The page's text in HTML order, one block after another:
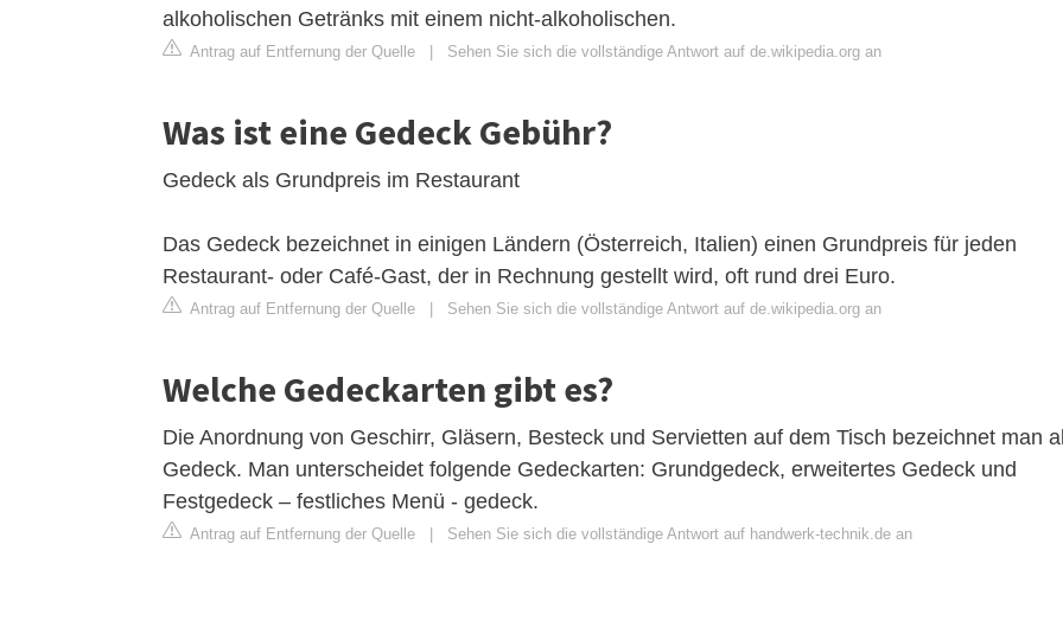
alkoholischen Getränks mit einem nicht-alkoholischen.
Antrag auf Entfernung der Quelle | Sehen Sie sich die vollständige Antwort auf de.wikipedia.org an
Was ist eine Gedeck Gebühr?
Gedeck als Grundpreis im Restaurant
Das Gedeck bezeichnet in einigen Ländern (Österreich, Italien) einen Grundpreis für jeden
Restaurant- oder Café-Gast, der in Rechnung gestellt wird, oft rund drei Euro.
Antrag auf Entfernung der Quelle | Sehen Sie sich die vollständige Antwort auf de.wikipedia.org an
Welche Gedeckarten gibt es?
Die Anordnung von Geschirr, Gläsern, Besteck und Servietten auf dem Tisch bezeichnet man
Gedeck. Man unterscheidet folgende Gedeckarten: Grundgedeck, erweitertes Gedeck und
Festgedeck – festliches Menü - gedeck.
Antrag auf Entfernung der Quelle | Sehen Sie sich die vollständige Antwort auf handwerk-technik.de an